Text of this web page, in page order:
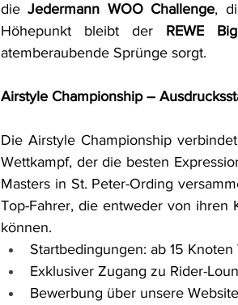
die Jedermann WOO Challenge,
Höhepunkt bleibt der REWE
atemberaubende Sprünge sorgt.
Airstyle Championship –
Die Airstyle Championship
Wettkampf, der die besten
Masters in St. Peter-Ording
Top-Fahrer, die entweder von ihren
können.
Startbedingungen: ab 15 Knoten
Exklusiver Zugang zu Rider-
Bewerbung über unsere Website